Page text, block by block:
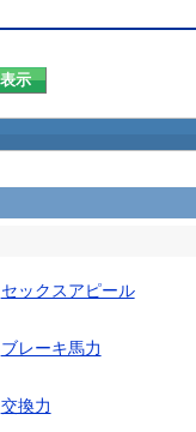
セックスアピール
ブレーキ馬力
交換力